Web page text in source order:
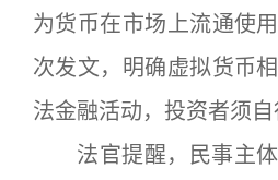
为货币在市场上流通使
次发文，明确虚拟货币
法金融活动，投资者须自
法官提醒，民事主体